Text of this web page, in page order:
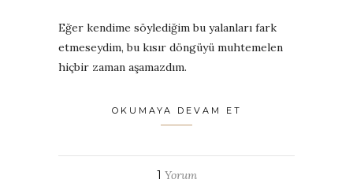
Eğer kendime söylediğim bu yalanları fark
etmeseydim, bu kısır döngüyü muhtemelen
hiçbir zaman aşamazdım.
OKUMAYA DEVAM ET
1 Yorum